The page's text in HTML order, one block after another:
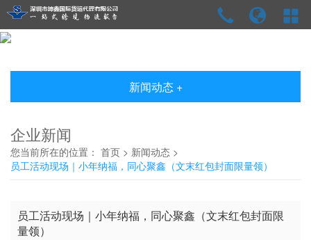
新闻动态 +
企业新闻
您当前所在的位置： 首页 > 新闻动态 >
员工活动现场｜小年纳福，同心聚鑫（文末红包封面限量领）
员工活动现场｜小年纳福，同心聚鑫（文末红包封面限
量领）